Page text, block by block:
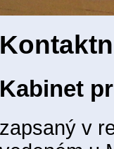
Kabinet
zapsaný v